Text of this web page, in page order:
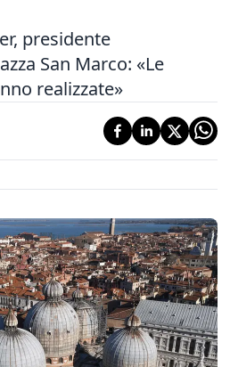
presidente
San Marco: «Le
realizzate»